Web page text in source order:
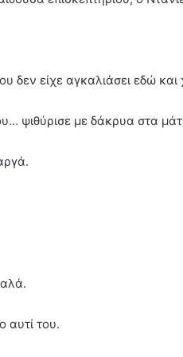
δεν είχε αγκαλιάσει εδώ και
ψιθύρισε με δάκρυα στα
αυτί του.